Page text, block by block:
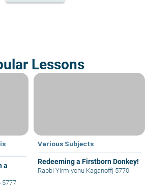
Lessons
a
5777
Various Subjects
Redeeming a Firstborn Donkey!
Rabbi Yirmiyohu Kaganoff| 5770